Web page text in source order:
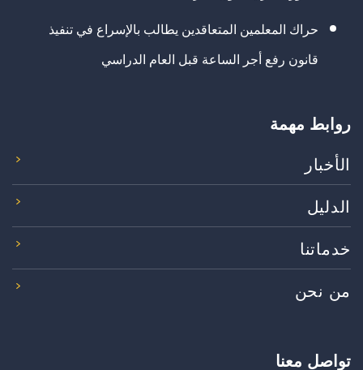
حراك المعلمين المتعاقدين يطالب بالإسراع في تنفيذ
قانون رفع أجر الساعة قبل العام الدراسي
روابط مهمة
الأخبار
الدليل
خدماتنا
من نحن
تواصل معنا